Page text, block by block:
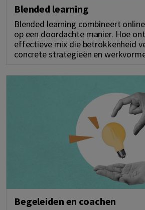
Blended learning
Blended learning combineert
op een doordachte manier. Hoe
effectieve mix die betrokkenheid
concrete strategieën en
Begeleiden en coachen